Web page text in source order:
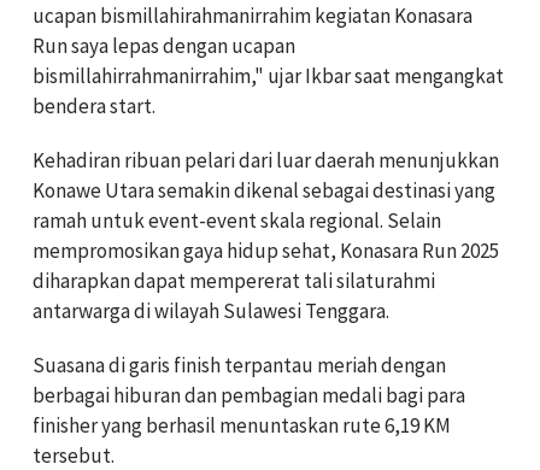
ucapan bismillahirahmanirrahim kegiatan Konasara
Run saya lepas dengan ucapan
bismillahirrahmanirrahim," ujar Ikbar saat mengangkat
bendera start.
Kehadiran ribuan pelari dari luar daerah menunjukkan
Konawe Utara semakin dikenal sebagai destinasi yang
ramah untuk event-event skala regional. Selain
mempromosikan gaya hidup sehat, Konasara Run 2025
diharapkan dapat mempererat tali silaturahmi
antarwarga di wilayah Sulawesi Tenggara.
Suasana di garis finish terpantau meriah dengan
berbagai hiburan dan pembagian medali bagi para
finisher yang berhasil menuntaskan rute 6,19 KM
tersebut.